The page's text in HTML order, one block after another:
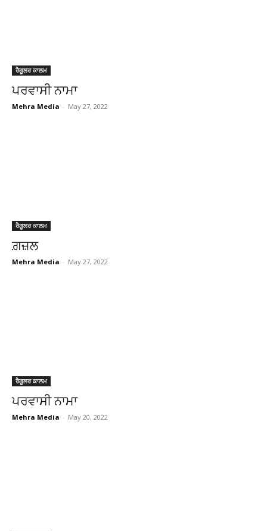
ਰੈਗੂਲਰ ਕਾਲਮ
ਪਰਵਾਸੀ ਨਾਮਾ
Mehra Media - May 27, 2022
ਰੈਗੂਲਰ ਕਾਲਮ
ਗ਼ਜ਼ਲ
Mehra Media - May 27, 2022
ਰੈਗੂਲਰ ਕਾਲਮ
ਪਰਵਾਸੀ ਨਾਮਾ
Mehra Media - May 20, 2022